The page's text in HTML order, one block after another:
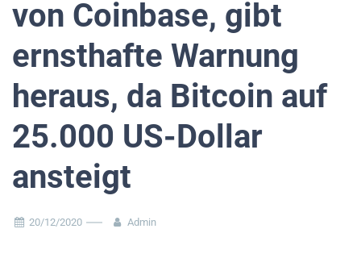
von Coinbase, gibt
ernsthafte Warnung
heraus, da Bitcoin auf
25.000 US-Dollar
ansteigt
20/12/2020 Admin